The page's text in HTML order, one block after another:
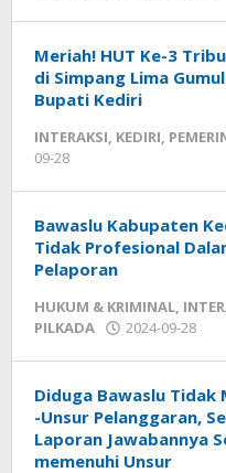
Meriah! HUT Ke-3
di Simpang Lima
Bupati Kediri
INTERAKSI, KEDIRI,
09-28
Bawaslu Kabupaten
Tidak Profesional
Pelaporan
HUKUM & KRIMINAL,
PILKADA
2024-09-28
Diduga Bawaslu Tidak
-Unsur Pelanggaran,
Laporan Jawabannya
memenuhi Unsur